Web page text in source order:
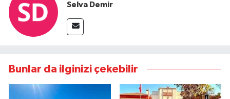
Selva Demir
Bunlar da ilginizi çekebilir